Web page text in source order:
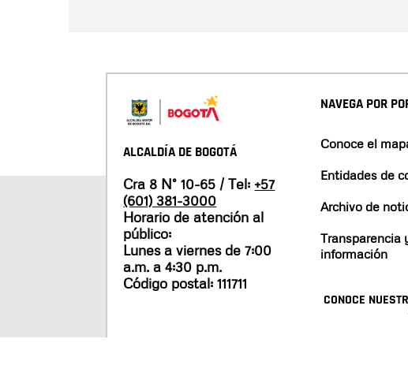
ALCALDÍA DE BOGOTÁ
Cra 8 N° 10-65 / Tel: +57
(601) 381-3000
Horario de atención al
público:
Lunes a viernes de 7:00
a.m. a 4:30 p.m.
Código postal: 111711
NAVEGA POR
Conoce el
Entidades de
Archivo de
Transparencia
información
CONOCE